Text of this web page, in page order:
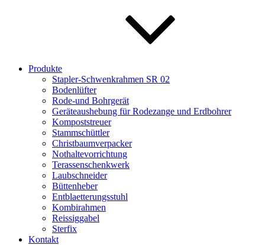
Produkte
Stapler-Schwenkrahmen SR 02
Bodenlüfter
Rode-und Bohrgerät
Geräteaushebung für Rodezange und Erdbohrer
Kompoststreuer
Stammschüttler
Christbaumverpacker
Nothaltevorrichtung
Terassenschenkwerk
Laubschneider
Büttenheber
Entblaetterungsstuhl
Kombirahmen
Reissiggabel
Sterfix
Kontakt